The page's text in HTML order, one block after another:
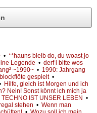
• **hauns bleib do, du woast jo
Legende • derf i bitte wos
~1990~ • 1990: Jahrgang
gespielt •
Hilfe, gleich ist Morgen und ich
Nein! Sonst könnt ich mich ja
TECHNO IST UNSER LEBEN •
stehen • Wenn man